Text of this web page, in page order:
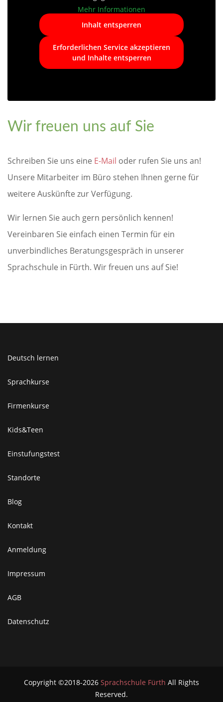
Mehr Informationen
Inhalt entsperren
Erforderlichen Service akzeptieren
und Inhalte entsperren
Wir freuen uns auf Sie
Schreiben Sie uns eine E-Mail oder rufen Sie uns an!
Unsere Mitarbeiter im Büro stehen Ihnen gerne für
weitere Auskünfte zur Verfügung.
Wir lernen Sie auch gern persönlich kennen!
Vereinbaren Sie einfach einen Termin für ein
unverbindliches Beratungsgespräch in unserer
Sprachschule in Fürth. Wir freuen uns auf Sie!
Deutsch lernen
Sprachkurse
Firmenkurse
Kids&Teen
Einstufungstest
Standorte
Blog
Kontakt
Anmeldung
Impressum
AGB
Datenschutz
Copyright ©2018-2026 Sprachschule Fürth All Rights
Reserved.